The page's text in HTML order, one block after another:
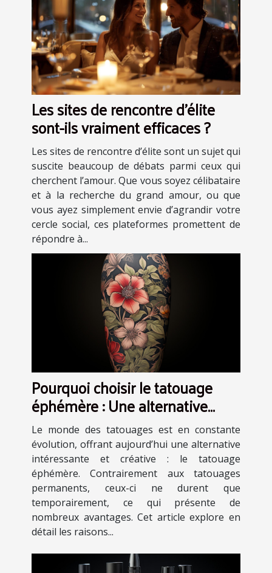
Les sites de rencontre d'élite
sont-ils vraiment efficaces ?
Les sites de rencontre d’élite sont un sujet qui
suscite beaucoup de débats parmi ceux qui
cherchent l’amour. Que vous soyez célibataire
et à la recherche du grand amour, ou que
vous ayez simplement envie d’agrandir votre
cercle social, ces plateformes promettent de
répondre à...
Pourquoi choisir le tatouage
éphémère : Une alternative
artistique et sans engagement
Le monde des tatouages est en constante
évolution, offrant aujourd’hui une alternative
intéressante et créative : le tatouage
éphémère. Contrairement aux tatouages
permanents, ceux-ci ne durent que
temporairement, ce qui présente de
nombreux avantages. Cet article explore en
détail les raisons...